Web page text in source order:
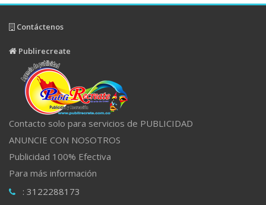
Contáctenos
Publirecreate
Contacto solo para servicios de PUBLICIDAD
ANUNCIE CON NOSOTROS
Publicidad 100% Efectiva
Para más información
: 3122288173